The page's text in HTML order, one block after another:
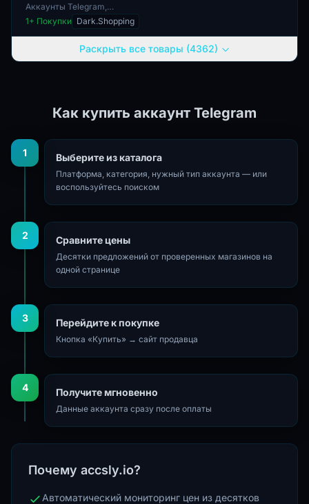
Аккаунты Telegram,
подтвержденные по SMS с
кодом +44, предлагаются для
пользователей, которым
необходимы автореги. Эти а...
1+ Покупки Dark.Shopping
Раскрыть все товары (4362)
Как купить аккаунт Telegram
1 Выберите из каталога
Платформа, категория, нужный тип аккаунта — или
воспользуйтесь поиском
2 Сравните цены
Десятки предложений от проверенных магазинов на
одной странице
3 Перейдите к покупке
Кнопка «Купить» → сайт продавца
4 Получите мгновенно
Данные аккаунта сразу после оплаты
Почему accsly.io?
Автоматический мониторинг цен из десятков